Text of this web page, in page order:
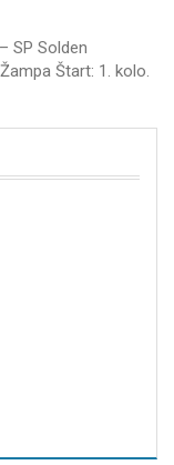
SP Solden
Štart: 1. kolo.